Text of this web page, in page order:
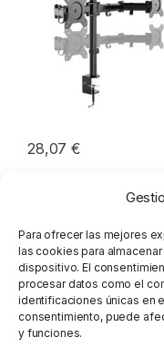
Para ofrecer las mejores
las cookies para
dispositivo. El
procesar datos como el
identificaciones únicas en
consentimiento, puede
y funciones.
28,07€